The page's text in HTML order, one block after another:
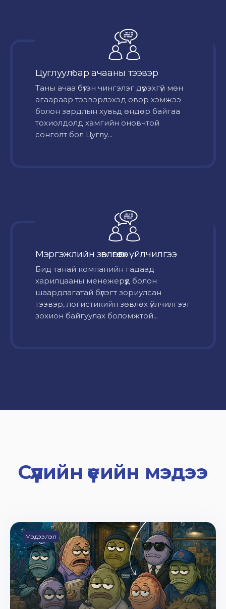
Цуглуулбар ачааны тээвэр
Таны ачаа бүтэн чингэлэг дүүрэхгүй мөн
агаараар тээвэрлэхэд овор хэмжээ
болон зардлын хувьд өндөр байгаа
тохиолдолд хамгийн оновчтой
сонголт бол Цуглу...
Мэргэжлийн зөвлөгөө өгөх үйлчилгээ
Бид танай компанийн гадаад
харилцааны менежерүүд болон
шаардлагатай бүлэгт зориулсан
тээвэр, логистикийн зөвлөх үйлчилгээг
зохион байгуулах боломжтой...
Сүүлийн үеийн мэдээ
Мэдээлэл